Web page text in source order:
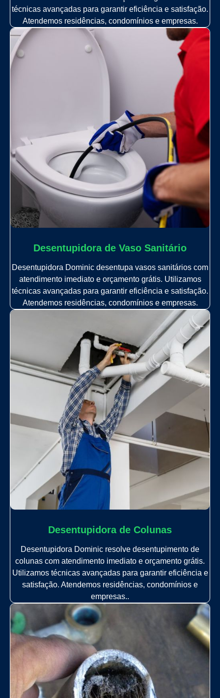
técnicas avançadas para garantir eficiência e satisfação.
Atendemos residências, condomínios e empresas.
Desentupidora de Vaso Sanitário
Desentupidora Dominic desentupa vasos sanitários com
atendimento imediato e orçamento grátis. Utilizamos
técnicas avançadas para garantir eficiência e satisfação.
Atendemos residências, condomínios e empresas.
Desentupidora de Colunas
Desentupidora Dominic resolve desentupimento de
colunas com atendimento imediato e orçamento grátis.
Utilizamos técnicas avançadas para garantir eficiência e
satisfação. Atendemos residências, condomínios e
empresas..